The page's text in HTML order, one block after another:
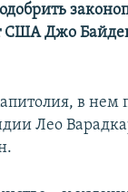
Джо
в нем
Лео